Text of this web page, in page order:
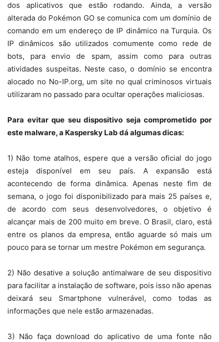
dos aplicativos que estão rodando. Ainda, a versão
alterada do Pokémon GO se comunica com um domínio de
comando em um endereço de IP dinâmico na Turquia. Os
IP dinâmicos são utilizados comumente como rede de
bots, para envio de spam, assim como para outras
atividades suspeitas. Neste caso, o domínio se encontra
alocado no No-IP.org, um site no qual criminosos virtuais
utilizaram no passado para ocultar operações maliciosas.
Para evitar que seu dispositivo seja comprometido por
este malware, a Kaspersky Lab dá algumas dicas:
1) Não tome atalhos, espere que a versão oficial do jogo
esteja disponível em seu país. A expansão está
acontecendo de forma dinâmica. Apenas neste fim de
semana, o jogo foi disponibilizado para mais 25 países e,
de acordo com seus desenvolvedores, o objetivo é
alcançar mais de 200 muito em breve. O Brasil, claro, está
entre os planos da empresa, então aguarde só mais um
pouco para se tornar um mestre Pokémon em segurança.
2) Não desative a solução antimalware de seu dispositivo
para facilitar a instalação de software, pois isso não apenas
deixará seu Smartphone vulnerável, como todas as
informações que nele estão armazenadas.
3) Não faça download do aplicativo de uma fonte não